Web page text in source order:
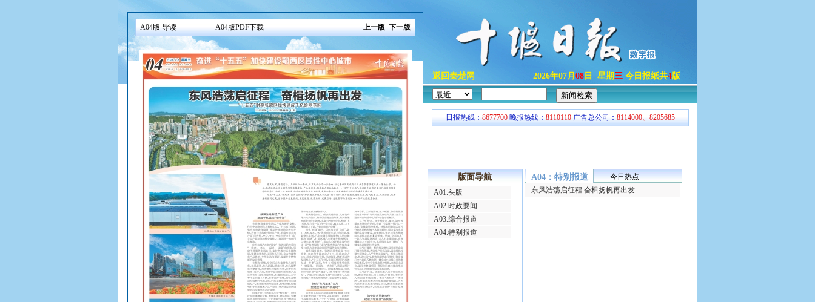
返回秦楚网 2026年07月 08日 星期三今日报纸共4版
日报热线： 8677700 晚报热线： 8110110 广告总公司： 8114000、8205685
版面导航
A01.头版
A02.时政要闻
A03.综合报道
A04.特别报道
A04：特别报道
今日热点
东风浩荡启征程 奋楫扬帆再出发
A04版 导读 A04版PDF下载 上一版 下一版